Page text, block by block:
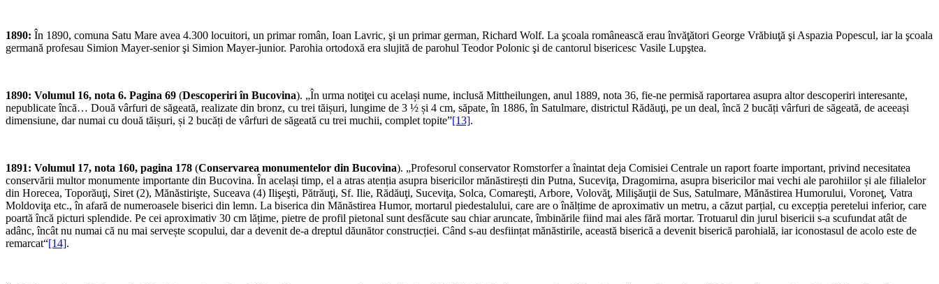
1890: În 1890, comuna Satu Mare avea 4.300 locuitori, un primar român, Ioan Lavric, şi un primar german, Richard Wolf. La şcoala românească erau învăţători George Vrăbiuţă şi Aspazia Popescul, iar la şcoala
germană profesau Simion Mayer-senior şi Simion Mayer-junior. Parohia ortodoxă era slujită de parohul Teodor Polonic şi de cantorul bisericesc Vasile Lupştea.
1890: Volumul 16, nota 6. Pagina 69 (Descoperiri în Bucovina). „În urma notiţei cu același nume, inclusă Mittheilungen, anul 1889, nota 36, fie-ne permisă raportarea asupra altor descoperiri interesante,
nepublicate încă… Două vârfuri de săgeată, realizate din bronz, cu trei tăișuri, lungime de 3 ½ și 4 cm, săpate, în 1886, în Satulmare, districtul Rădăuţi, pe un deal, încă 2 bucăți vârfuri de săgeată, de aceeași
dimensiune, dar numai cu două tăișuri, și 2 bucăți de vârfuri de săgeată cu trei muchii, complet topite”[13].
1891: Volumul 17, nota 160, pagina 178 (Conservarea monumentelor din Bucovina). „Profesorul conservator Romstorfer a înaintat deja Comisiei Centrale un raport foarte important, privind necesitatea
conservării multor monumente importante din Bucovina. În același timp, el a atras atenția asupra bisericilor mănăstirești din Putna, Suceviţa, Dragomirna, asupra bisericilor mai vechi ale parohiilor și ale filialelor
din Horecea, Toporăuţi, Siret (2), Mănăstirişte, Suceava (4) Ilişeşti, Pătrăuţi, Sf. Ilie, Rădăuţi, Suceviţa, Solca, Comareşti, Arbore, Volovăţ, Milişăuţii de Sus, Satulmare, Mănăstirea Humorului, Voroneţ, Vatra
Moldoviţa etc., în afară de numeroasele biserici din lemn. La biserica din Mănăstirea Humor, mortarul piedestalului, care are o înălțime de aproximativ un metru, a căzut parțial, cu excepția peretelui inferior, care
poartă încă picturi splendide. Pe cei aproximativ 30 cm lățime, pietre de profil pietonal sunt desfăcute sau chiar aruncate, îmbinările fiind mai ales fără mortar. Trotuarul din jurul bisericii s-a scufundat atât de
adânc, încât nu numai că nu mai servește scopului, dar a devenit de-a dreptul dăunător construcției. Când s-au desființat mănăstirile, această biserică a devenit biserică parohială, iar iconostasul de acolo este de
remarcat“[14].